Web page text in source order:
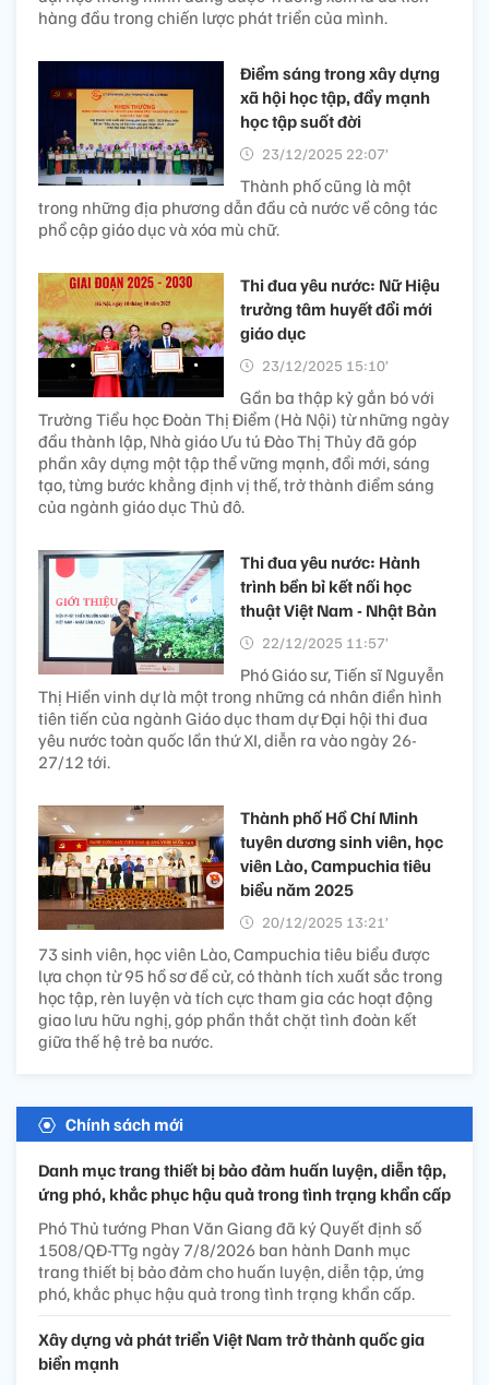
hàng đầu trong chiến lược phát triển của mình.
Điểm sáng trong xây dựng
xã hội học tập, đẩy mạnh
học tập suốt đời
23/12/2025 22:07’
Thành phố cũng là một
trong những địa phương dẫn đầu cả nước về công tác
phổ cập giáo dục và xóa mù chữ.
Thi đua yêu nước: Nữ Hiệu
trưởng tâm huyết đổi mới
giáo dục
23/12/2025 15:10’
Gần ba thập kỷ gắn bó với
Trường Tiểu học Đoàn Thị Điểm (Hà Nội) từ những ngày
đầu thành lập, Nhà giáo Ưu tú Đào Thị Thủy đã góp
phần xây dựng một tập thể vững mạnh, đổi mới, sáng
tạo, từng bước khẳng định vị thế, trở thành điểm sáng
của ngành giáo dục Thủ đô.
Thi đua yêu nước: Hành
trình bền bỉ kết nối học
thuật Việt Nam - Nhật Bản
22/12/2025 11:57’
Phó Giáo sư, Tiến sĩ Nguyễn
Thị Hiền vinh dự là một trong những cá nhân điển hình
tiên tiến của ngành Giáo dục tham dự Đại hội thi đua
yêu nước toàn quốc lần thứ XI, diễn ra vào ngày 26-
27/12 tới.
Thành phố Hồ Chí Minh
tuyên dương sinh viên, học
viên Lào, Campuchia tiêu
biểu năm 2025
20/12/2025 13:21’
73 sinh viên, học viên Lào, Campuchia tiêu biểu được
lựa chọn từ 95 hồ sơ đề cử, có thành tích xuất sắc trong
học tập, rèn luyện và tích cực tham gia các hoạt động
giao lưu hữu nghị, góp phần thắt chặt tình đoàn kết
giữa thế hệ trẻ ba nước.
Chính sách mới
Danh mục trang thiết bị bảo đảm huấn luyện, diễn tập,
ứng phó, khắc phục hậu quả trong tình trạng khẩn cấp
Phó Thủ tướng Phan Văn Giang đã ký Quyết định số
1508/QĐ-TTg ngày 7/8/2026 ban hành Danh mục
trang thiết bị bảo đảm cho huấn luyện, diễn tập, ứng
phó, khắc phục hậu quả trong tình trạng khẩn cấp.
Xây dựng và phát triển Việt Nam trở thành quốc gia
biển mạnh